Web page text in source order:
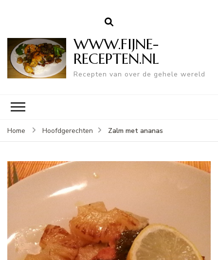
WWW.FIJNE-
RECEPTEN.NL
Recepten van over de gehele wereld
Home Hoofdgerechten Zalm met ananas